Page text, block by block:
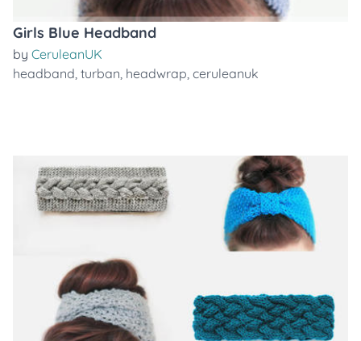
Girls Blue Headband
by CeruleanUK
headband, turban, headwrap, ceruleanuk